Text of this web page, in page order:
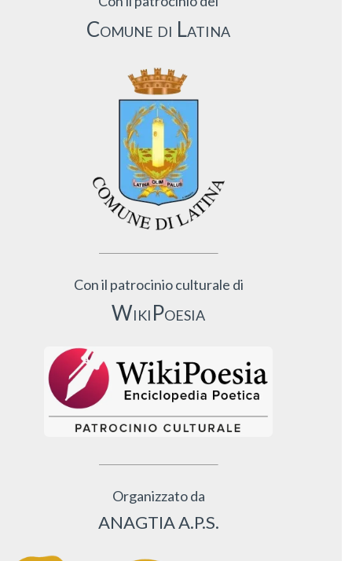
Comune di Latina
Con il patrocinio culturale di
WikiPoesia
Organizzato da
ANAGTIA A.P.S.